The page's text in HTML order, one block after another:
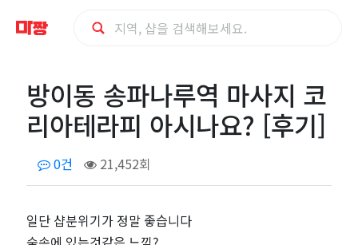
방
이
송
파
방이동 송파나루역 마사지 코
리아테라피 아시나요? [후기]
0건 21,452회
일단 샵분위기가 정말 좋습니다